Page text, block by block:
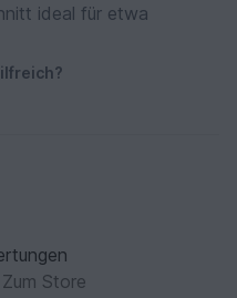
ideal für etwa
Zum Store